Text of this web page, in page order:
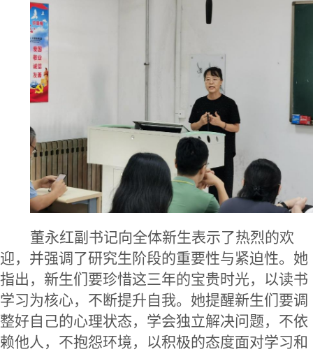
董永红副书记向全体新生表示了热烈的欢
迎，并强调了研究生阶段的重要性与紧迫性。她
指出，新生们要珍惜这三年的宝贵时光，以读书
学习为核心，不断提升自我。她提醒新生们要调
整好自己的心理状态，学会独立解决问题，不依
赖他人，不抱怨环境，以积极的态度面对学习和